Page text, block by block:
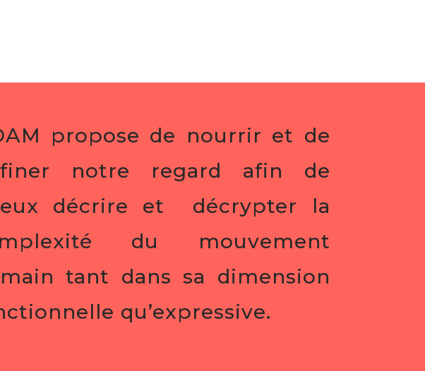
propose de nourrir et de
notre regard afin de
décrire et décrypter la
du mouvement
tant dans sa dimension
qu’expressive.